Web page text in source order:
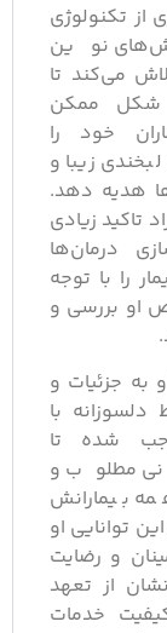
نوین
تا
خود را
زیبا و
دهد.
زیادی
با توجه
و
و
با
تا
و
او
رضایت
تعهد
خدمات